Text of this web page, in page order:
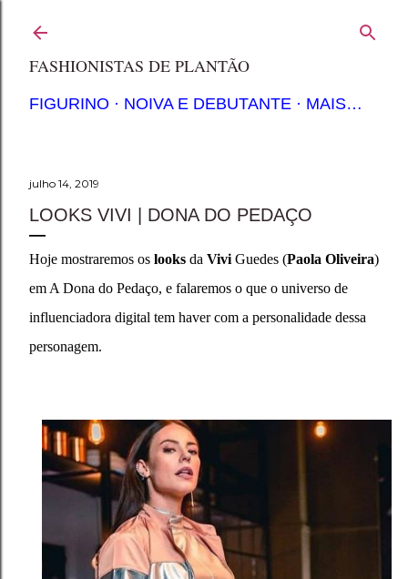
FASHIONISTAS DE PLANTÃO
FIGURINO NOIVA E DEBUTANTE MAIS…
julho 14, 2019
LOOKS VIVI | DONA DO PEDAÇO
Hoje mostraremos os looks da Vivi Guedes (Paola Oliveira)
em A Dona do Pedaço, e falaremos o que o universo de
influenciadora digital tem haver com a personalidade dessa
personagem.